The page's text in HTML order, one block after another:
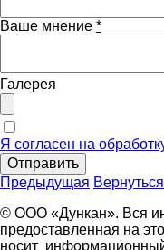
Ваше мнение *
Галерея
Я согласен на
Отправить
Предыдущая
© ООО «Дункан». Вся
предоставленная на
носит информационный